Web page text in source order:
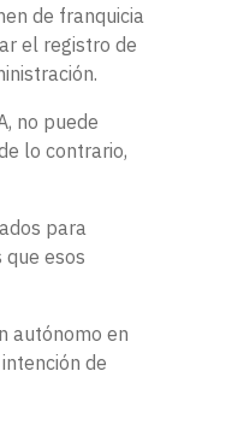
de franquicia
el registro de
no puede
lo contrario,
para
esos
autónomo en
de